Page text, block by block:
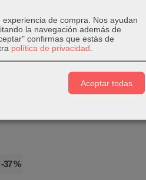
algodón y poliéster.
-37 %
de compra. Nos ayudan
la navegación además de
confirmas que estás de
política de privacidad
Aceptar todas